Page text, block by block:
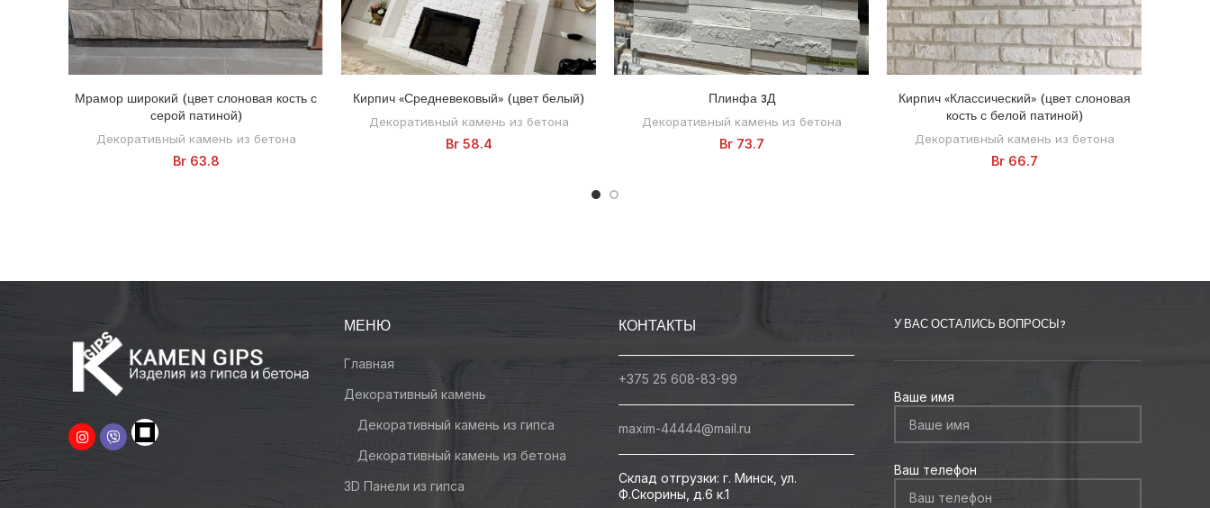
В КОРЗИНУ
Мрамор широкий (цвет слоновая кость с
серой патиной)
Декоративный камень из бетона
Br63.8
В КОРЗИНУ
Кирпич «Средневековый» (цвет белый)
Декоративный камень из бетона
Br58.4
В КОРЗИНУ
Плинфа 3Д
Декоративный камень из бетона
Br73.7
В КОРЗИНУ
Кирпич «Классический» (цвет слоновая
кость с белой патиной)
Декоративный камень из бетона
Br66.7
МЕНЮ
Главная
Декоративный камень
Декоративный камень из гипса
Декоративный камень из бетона
3D Панели из гипса
КОНТАКТЫ
+375 25 608-83-99
maxim-44444@mail.ru
Склад отгрузки: г. Минск, ул.
Ф.Скорины, д.6 к.1
У ВАС ОСТАЛИСЬ ВОПРОСЫ?
Ваше имя
Ваш телефон